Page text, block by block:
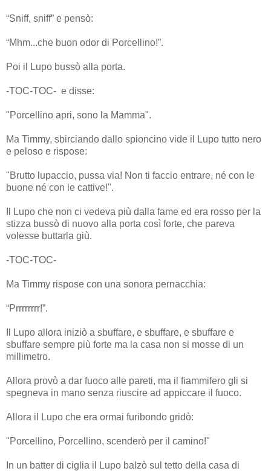
“Sniff, sniff” e pensò:
“Mhm...che buon odor di Porcellino!”.
Poi il Lupo bussò alla porta.
-TOC-TOC- e disse:
"Porcellino apri, sono la Mamma".
Ma Timmy, sbirciando dallo spioncino vide il Lupo tutto nero
e peloso e rispose:
"Brutto lupaccio, pussa via! Non ti faccio entrare, né con le
buone né con le cattive!".
Il Lupo che non ci vedeva più dalla fame ed era rosso per la
stizza bussò di nuovo alla porta così forte, che pareva
volesse buttarla giù.
-TOC-TOC-
Ma Timmy rispose con una sonora pernacchia:
“Prrrrrrrr!”.
Il Lupo allora iniziò a sbuffare, e sbuffare, e sbuffare e
sbuffare sempre più forte ma la casa non si mosse di un
millimetro.
Allora provò a dar fuoco alle pareti, ma il fiammifero gli si
spegneva in mano senza riuscire ad appiccare il fuoco.
Allora il Lupo che era ormai furibondo gridò:
"Porcellino, Porcellino, scenderò per il camino!"
In un batter di ciglia il Lupo balzò sul tetto della casa di